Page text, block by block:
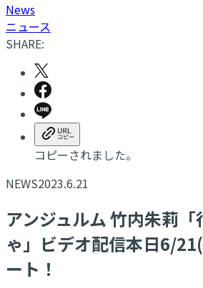
News
ニュース
SHARE:
コピーされました。
NEWS2023.6.21
アンジュルム 竹内朱莉「
ゃ」ビデオ配信本日6/
ート！